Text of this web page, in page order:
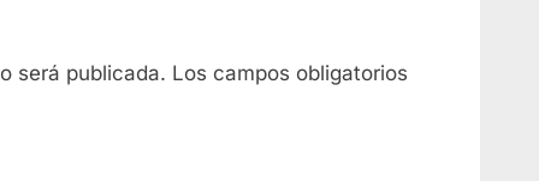
será publicada. Los campos obligatorios